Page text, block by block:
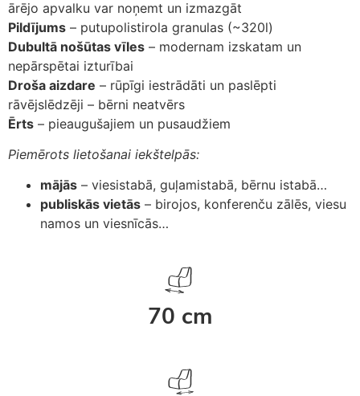
ārējo apvalku var noņemt un izmazgāt
Pildījums – putupolistirola granulas (~320l)
Dubultā nošūtas vīles – modernam izskatam un
nepārspētai izturībai
Droša aizdare – rūpīgi iestrādāti un paslēpti
rāvējslēdzēji – bērni neatvērs
Ērts – pieaugušajiem un pusaudžiem
Piemērots lietošanai iekštelpās:
mājās – viesistabā, guļamistabā, bērnu istabā…
publiskās vietās – birojos, konferenču zālēs, viesu
namos un viesnīcās…
70 cm